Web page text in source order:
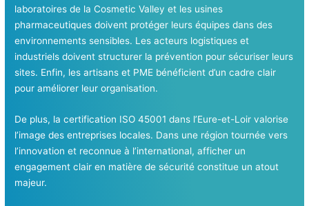
laboratoires de la Cosmetic Valley et les usines
pharmaceutiques doivent protéger leurs équipes dans des
environnements sensibles. Les acteurs logistiques et
industriels doivent structurer la prévention pour sécuriser leurs
sites. Enfin, les artisans et PME bénéficient d’un cadre clair
pour améliorer leur organisation.
De plus, la certification ISO 45001 dans l’Eure-et-Loir valorise
l’image des entreprises locales. Dans une région tournée vers
l’innovation et reconnue à l’international, afficher un
engagement clair en matière de sécurité constitue un atout
majeur.